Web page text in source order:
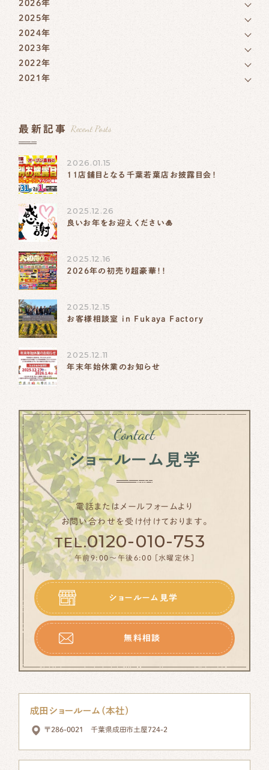
2026年
2025年
2024年
2023年
2022年
2021年
最新記事 Recent Posts
2026.01.15
11店舗目となる千葉若葉店お披露目会！
2025.12.26
良いお年をお迎えください🎍
2025.12.16
2026年の初売り超豪華！！
2025.12.15
お客様相談室 in Fukaya Factory
2025.12.11
年末年始休業のお知らせ
Contact
ショールーム見学
電話またはメールフォームより
お問い合わせを受け付けております。
TEL.0120-010-753
午前9:00〜午後6:00 [水曜定休]
ショールーム見学
無料相談
成田ショールーム（本社）
〒286-0021 千葉県成田市土屋724-2